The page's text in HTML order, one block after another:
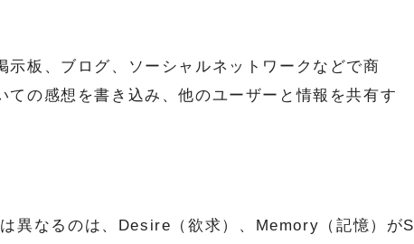
示板、ブログ、ソーシャルネットワークなどで商
ての感想を書き込み、他のユーザーと情報を共有す
異なるのは、Desire（欲求）、Memory（記憶）がS